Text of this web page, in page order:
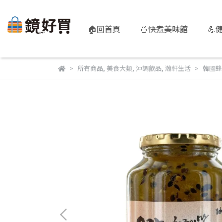
🏠回首頁 🍜快煮美味館 💪
所有商品, 美食大類, 沖調飲品, 瀚軒生活 韓國